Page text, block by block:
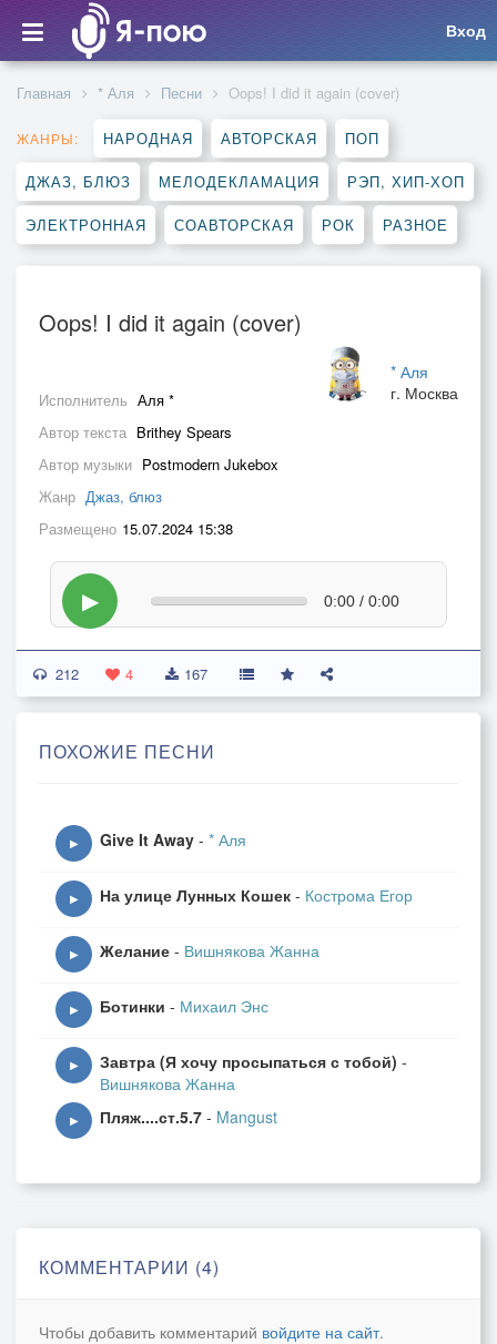
Вход
Главная * Аля Песни Oops! I did it again (cover)
ЖАНРЫ: НАРОДНАЯ АВТОРСКАЯ ПОП
ДЖАЗ, БЛЮЗ МЕЛОДЕКЛАМАЦИЯ РЭП, ХИП-ХОП
ЭЛЕКТРОННАЯ СОАВТОРСКАЯ РОК РАЗНОЕ
Oops! I did it again (cover)
* Аля
г. Москва
Исполнитель Аля *
Автор текста Brithey Spears
Автор музыки Postmodern Jukebox
Жанр Джаз, блюз
Размещено 15.07.2024 15:38
▶ 0:00 / 0:00
212 4 167
ПОХОЖИЕ ПЕСНИ
▶ Give It Away - * Аля
▶ На улице Лунных Кошек - Кострома Егор
▶ Желание - Вишнякова Жанна
▶ Ботинки - Михаил Энс
▶ Завтра (Я хочу просыпаться с тобой) -
Вишнякова Жанна
▶ Пляж....ст.5.7 - Mangust
КОММЕНТАРИИ (4)
Чтобы добавить комментарий войдите на сайт.